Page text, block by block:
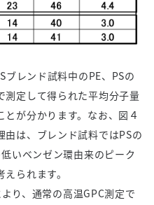
レンド試料中のPE、PSの
測定して得られた平均分子量
が分かります。なお、図４
は、ブレンド試料ではPSの
いベンゼン環由来のピーク
られます。
り、通常の高温GPC測定で